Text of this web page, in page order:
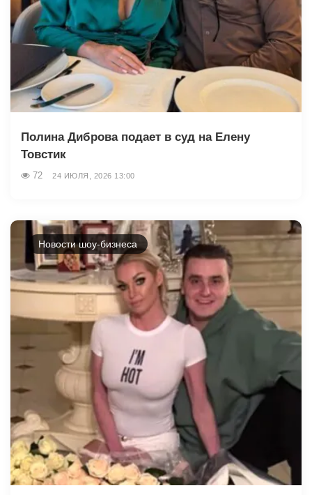
Полина Диброва подает в суд на Елену
Товстик
72 24 ИЮЛЯ, 2026 13:00
Новости шоу-бизнеса